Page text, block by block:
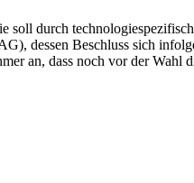
soll durch
dessen Beschluss sich
an, dass noch vor der Wahl